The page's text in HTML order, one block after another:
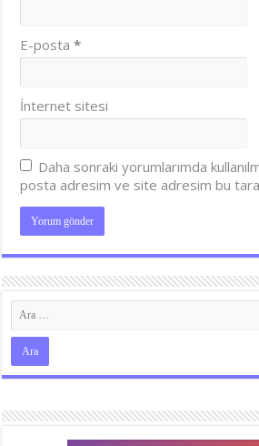
E-posta*
İnternet sitesi
Daha sonraki yorumlarımda
posta adresim ve site adresim bu